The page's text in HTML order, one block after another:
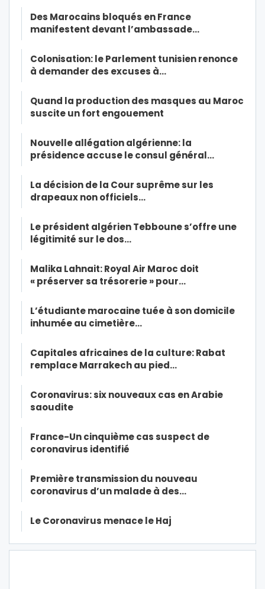
Des Marocains bloqués en France
manifestent devant l’ambassade…
Colonisation: le Parlement tunisien renonce
à demander des excuses à…
Quand la production des masques au Maroc
suscite un fort engouement
Nouvelle allégation algérienne: la
présidence accuse le consul général…
La décision de la Cour suprême sur les
drapeaux non officiels…
Le président algérien Tebboune s’offre une
légitimité sur le dos…
Malika Lahnait: Royal Air Maroc doit
« préserver sa trésorerie » pour…
L’étudiante marocaine tuée à son domicile
inhumée au cimetière…
Capitales africaines de la culture: Rabat
remplace Marrakech au pied…
Coronavirus: six nouveaux cas en Arabie
saoudite
France-Un cinquième cas suspect de
coronavirus identifié
Première transmission du nouveau
coronavirus d’un malade à des…
Le Coronavirus menace le Haj